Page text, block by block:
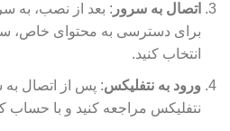
اتصال به سرور : بعد از نصب، به
برای دسترسی به محتوای خاص،
انتخاب کنید.
ورود به نتفلیکس
نتفلیکس مراجعه کنید و با حساب